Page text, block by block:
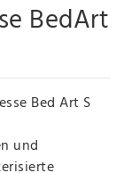
BedArt
Bed Art S
und